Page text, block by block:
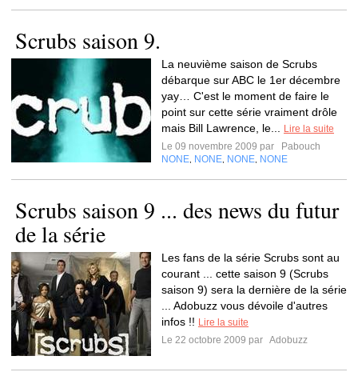
Scrubs saison 9.
La neuvième saison de Scrubs
débarque sur ABC le 1er décembre
yay… C'est le moment de faire le
point sur cette série vraiment drôle
mais Bill Lawrence, le...
Lire la suite
Le 09 novembre 2009 par
Pabouch
NONE NONE NONE NONE
Scrubs saison 9 ... des news du futur
de la série
Les fans de la série Scrubs sont au
courant ... cette saison 9 (Scrubs
saison 9) sera la dernière de la série
... Adobuzz vous dévoile d'autres
infos !! Lire la suite
Le 22 octobre 2009 par Adobuzz